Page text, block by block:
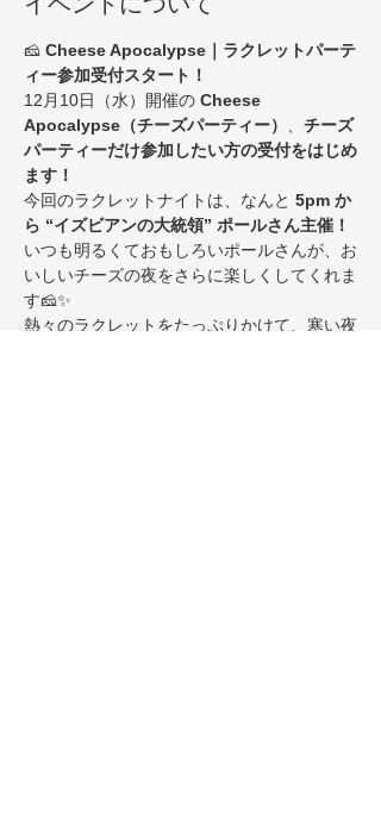
🧀 Cheese Apocalypse｜ラクレットパーテ
ィー参加受付スタート！
12月10日（水）開催の Cheese
Apocalypse（チーズパーティー）
チーズ
パーティーだけ参加したい方の受付をはじめ
ます！
今回のラクレットナイトは、なんと 5pm か
ら “イズビアンの大統領” ポールさん主催！
いつも明るくておもしろいポールさんが、お
いしいチーズの夜をさらに楽しくしてくれま
す🧀✨
熱々のラクレットをたっぷりかけて、寒い夜